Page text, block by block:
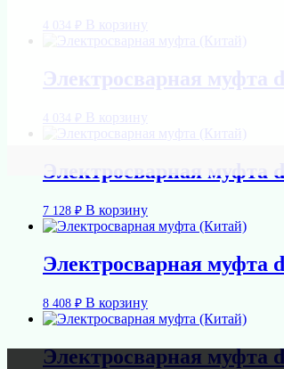
4 034 ₽ В корзину
Электросварная муфта
4 034 ₽ В корзину
Электросварная муфта
7 128 ₽ В корзину
Электросварная муфта
8 408 ₽ В корзину
Электросварная муфта